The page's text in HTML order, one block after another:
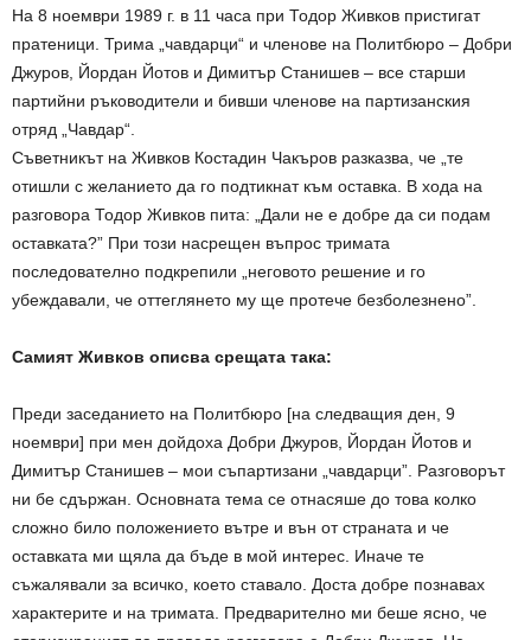
На 8 ноември 1989 г. в 11 часа при Тодор Живков пристигат
пратеници. Трима „чавдарци“ и членове на Политбюро – Добри
Джуров, Йордан Йотов и Димитър Станишев – все старши
партийни ръководители и бивши членове на партизанския
отряд „Чавдар“.
Съветникът на Живков Костадин Чакъров разказва, че „те
отишли с желанието да го подтикнат към оставка. В хода на
разговора Тодор Живков пита: „Дали не е добре да си подам
оставката?” При този насрещен въпрос тримата
последователно подкрепили „неговото решение и го
убеждавали, че оттеглянето му ще протече безболезнено”.
Самият Живков описва срещата така:
Преди заседанието на Политбюро [на следващия ден, 9
ноември] при мен дойдоха Добри Джуров, Йордан Йотов и
Димитър Станишев – мои съпартизани „чавдарци”. Разговорът
ни бе сдържан. Основната тема се отнасяше до това колко
сложно било положението вътре и вън от страната и че
оставката ми щяла да бъде в мой интерес. Иначе те
съжалявали за всичко, което ставало. Доста добре познавах
характерите и на тримата. Предварително ми беше ясно, че